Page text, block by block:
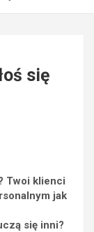
się
Twoi klienci
jak
się inni?